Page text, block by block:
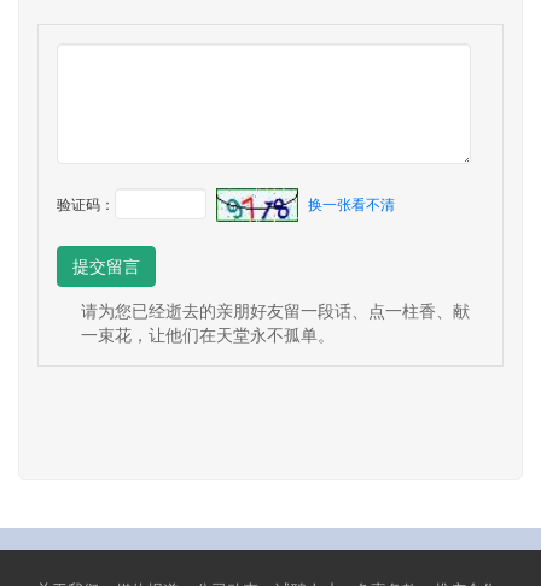
验证码： 换一张看不清
提交留言
请为您已经逝去的亲朋好友留一段话、点一柱香、献
一束花，让他们在天堂永不孤单。